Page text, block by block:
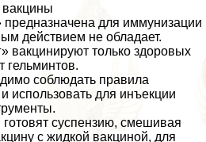
предназначена для иммунизации
действием не обладает.
вакцинируют только здоровых
гельминтов.
соблюдать правила
использовать для инъекции
суспензию, смешивая
с жидкой вакциной, для